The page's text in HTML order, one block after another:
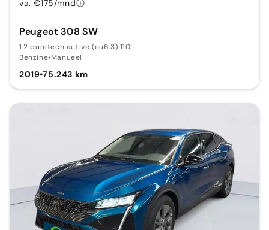
Peugeot 308 SW
1.2 puretech active (eu6.3) 110
Benzine•Manueel
2019•75.243 km
va. €175/mnd